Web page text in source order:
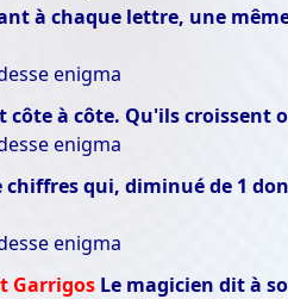
à chaque lettre, une
enigma
côte à côte. Qu'ils
enigma
qui, diminué de 1
enigma
Garrigos Le magicien dit à